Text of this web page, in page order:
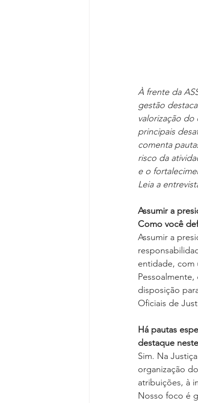
À frente da
gestão
valorização
principais
comenta
risco da
e o
Leia a
Assumir a
Como você
Assumir a
entidade, com
disposição
Oficiais de
Há pautas
destaque
Sim. Na
organização
atribuições, à
Nosso foco é